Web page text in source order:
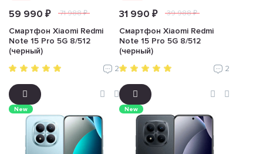
59 990 ₽ 71 988 ₽
Смартфон Xiaomi Redmi
Note 15 Pro 5G 8/512
(черный)
2
31 990 ₽ 39 988 ₽
Смартфон Xiaomi Redmi
Note 15 Pro 5G 8/512
(черный)
2
New New